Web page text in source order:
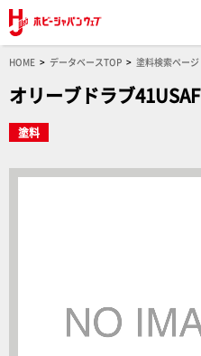
HOME データベースTOP 塗料検索ページ
オリーブドラブ41USAF
塗料